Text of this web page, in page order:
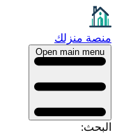
منزلك
Open main menu